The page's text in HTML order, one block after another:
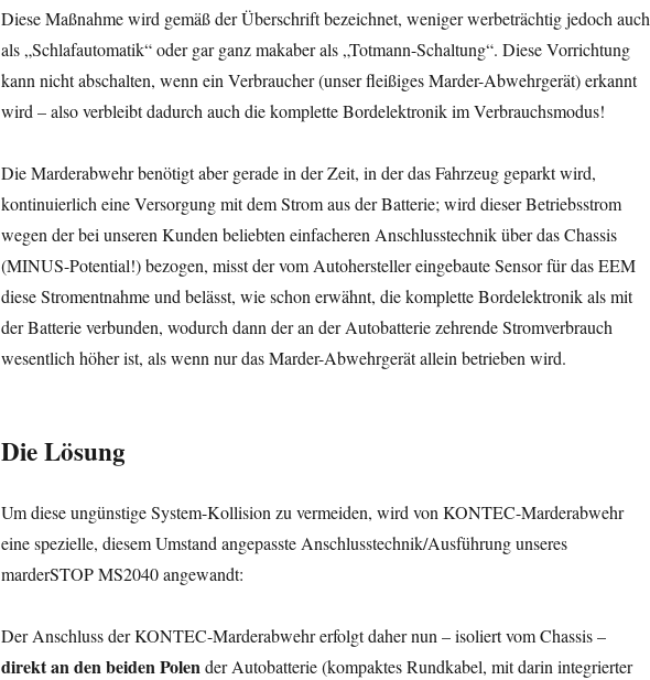
Diese Maßnahme wird gemäß der Überschrift bezeichnet, weniger werbeträchtig jedoch auch
als „Schlafautomatik“ oder gar ganz makaber als „Totmann-Schaltung“. Diese Vorrichtung
kann nicht abschalten, wenn ein Verbraucher (unser fleißiges Marder-Abwehrgerät) erkannt
wird – also verbleibt dadurch auch die komplette Bordelektronik im Verbrauchsmodus!
Die Marderabwehr benötigt aber gerade in der Zeit, in der das Fahrzeug geparkt wird,
kontinuierlich eine Versorgung mit dem Strom aus der Batterie; wird dieser Betriebsstrom
wegen der bei unseren Kunden beliebten einfacheren Anschlusstechnik über das Chassis
(MINUS-Potential!) bezogen, misst der vom Autohersteller eingebaute Sensor für das EEM
diese Stromentnahme und belässt, wie schon erwähnt, die komplette Bordelektronik als mit
der Batterie verbunden, wodurch dann der an der Autobatterie zehrende Stromverbrauch
wesentlich höher ist, als wenn nur das Marder-Abwehrgerät allein betrieben wird.
Die Lösung
Um diese ungünstige System-Kollision zu vermeiden, wird von KONTEC-Marderabwehr
eine spezielle, diesem Umstand angepasste Anschlusstechnik/Ausführung unseres
marderSTOP MS2040 angewandt:
Der Anschluss der KONTEC-Marderabwehr erfolgt daher nun – isoliert vom Chassis –
direkt an denbeiden Polender Autobatterie (kompaktes Rundkabel, mit darin integrierter